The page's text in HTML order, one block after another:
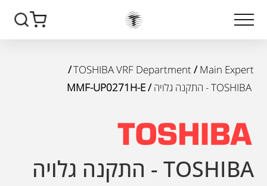
Main Expert
/
TOSHIBA VRF Department
/
TOSHIBA - התקנה גלויה
/ MMF-UP0271H-E
TOSHIBA - התקנה גלויה